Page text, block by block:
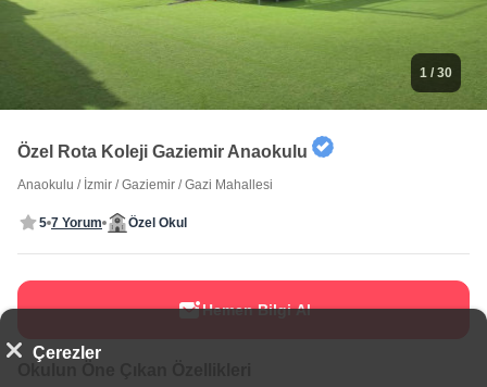
1 / 30
Özel Rota Koleji Gaziemir Anaokulu
Anaokulu / İzmir /Gaziemir /Gazi Mahallesi
5 7 Yorum Özel Okul
Hemen Bilgi Al
Çerezler